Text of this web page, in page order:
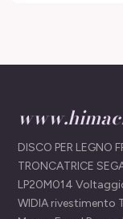
DISCO PER LEGNO
TRONCATRICE
LP20M014
WIDIA rivestimento